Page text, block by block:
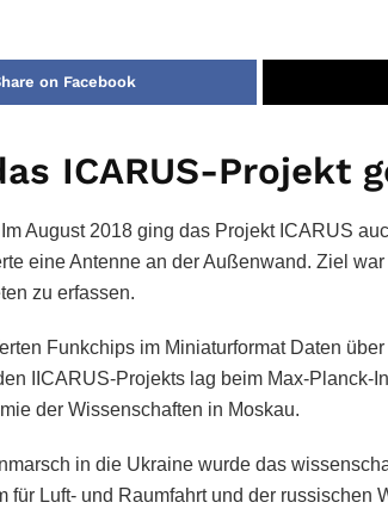
on Facebook
ICARUS-Projekt
August 2018 ging das Projekt ICARUS
eine Antenne an der Außenwand. Ziel
zu erfassen.
Funkchips im Miniaturformat Daten
IICARUS-Projekts lag beim Max-Planck-
der Wissenschaften in Moskau.
in die Ukraine wurde das
für Luft- und Raumfahrt und der russischen